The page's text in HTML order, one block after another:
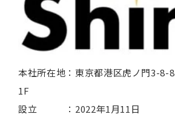
本社所在地：東京都港区虎ノ門3-8-
1F
設立 ：2022年1月11日